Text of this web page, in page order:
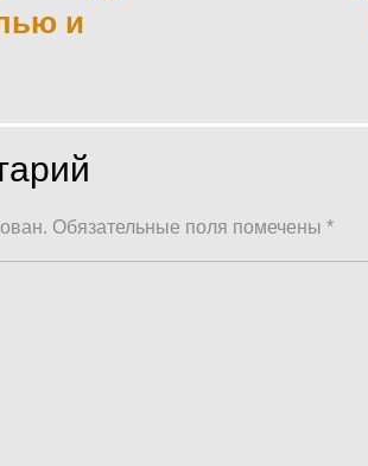
и
Обязательные поля помечены *